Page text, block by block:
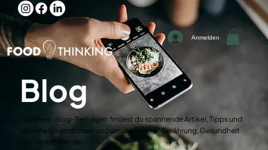
Anmelden
Blog
In unseren Blog-Beiträgen findest du spannende Artikel, Tipps und
neueste Erkenntnisse rund um die Themen Ernährung, Gesundheit
und Wohlbefinden.